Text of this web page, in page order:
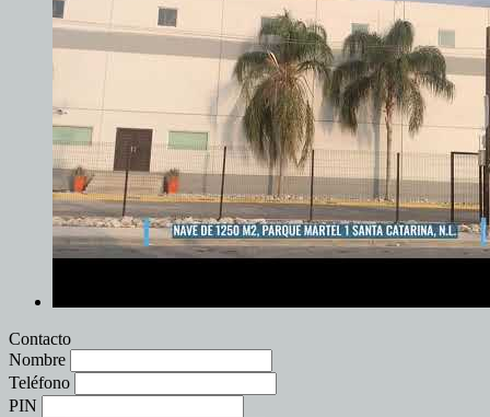
Contacto
Nombre
Teléfono
PIN